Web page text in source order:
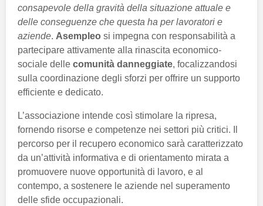
consapevole della gravità della situazione attuale e
delle conseguenze che questa ha per lavoratori e
aziende. Asempleo si impegna con responsabilità a
partecipare attivamente alla rinascita economico-
sociale delle comunità danneggiate, focalizzandosi
sulla coordinazione degli sforzi per offrire un supporto
efficiente e dedicato.
L’associazione intende così stimolare la ripresa,
fornendo risorse e competenze nei settori più critici. Il
percorso per il recupero economico sarà caratterizzato
da un’attività informativa e di orientamento mirata a
promuovere nuove opportunità di lavoro, e al
contempo, a sostenere le aziende nel superamento
delle sfide occupazionali.